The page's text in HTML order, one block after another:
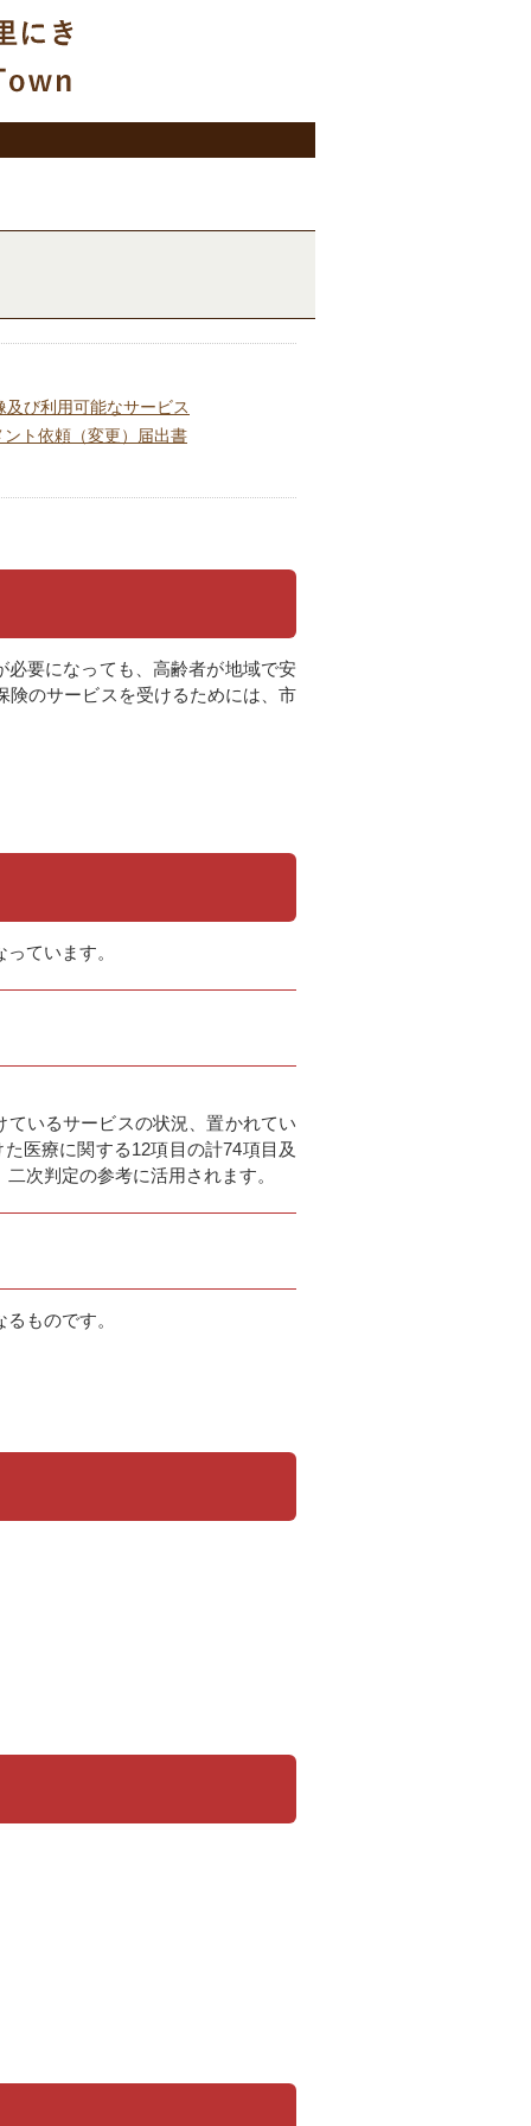
及び利用可能なサービス
ト依頼（変更）届出書
要になっても、高齢者が地域で安
険のサービスを受けるためには、市
ています。
いるサービスの状況、置かれてい
医療に関する12項目の計74項目及
次判定の参考に活用されます。
ものです。